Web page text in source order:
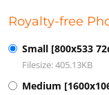
Royalty-free
Small [800x533
Filesize: 405.13KB
Medium